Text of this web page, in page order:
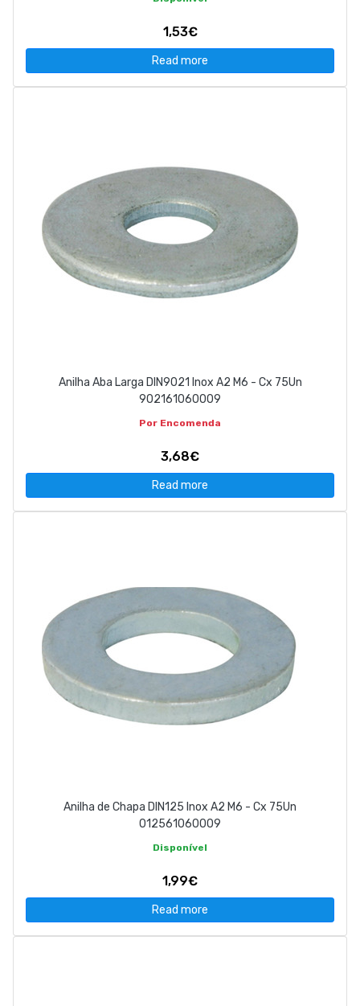
1,53€
Read more
Anilha Aba Larga DIN9021 Inox A2 M6 - Cx 75Un
902161060009
Por Encomenda
3,68€
Read more
Anilha de Chapa DIN125 Inox A2 M6 - Cx 75Un
012561060009
Disponível
1,99€
Read more